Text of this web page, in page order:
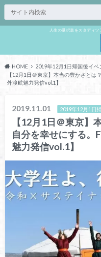
人生の選択肢をスタディ
HOME
2019年12月1日帰国後イ
【12月1日＠東京】本当の豊かさと
外渡航魅力発信vol.1】
2019.11.01 2019年12月1日
【12月1日＠東京】
自分を幸せにする。
魅力発信vol.1】